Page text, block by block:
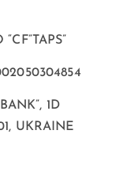
1D
UKRAINE